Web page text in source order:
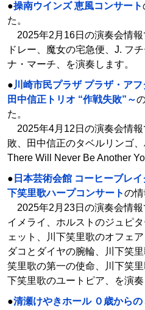
●操南ウインズ 恵風コンサート
た。
2025年2月16日の演奏会情報
ドレー、魔女の宅急便、J. フ
ナ・マーチ、を演奏します。
● 川崎市民プラザ プラザ・ア
田中信正トリオ “作戦失敗”～
た。
2025年4月12日の演奏会情報
敗、田中信正のタベルリンゴ
There Will Never Be Another
● 日本芸術会館 コーヒーブレ
下笑里歌ハープコンサートの情
2025年2月23日の演奏会情報
イメライ、ホルストのジュピ
ェット、川下笑里歌のオフェ
ダコとダイヤの腕輪、川下笑
笑里歌の第一の使命、川下笑里
下笑里歌のユートピア、を演奏
●清瀬けやきホール ０歳からの